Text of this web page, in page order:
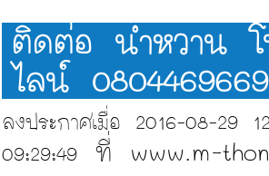
ติดต่อ น้ำหวาน โ
ไลน์ 0804469669
ลงประกาศเมื่อ 2016-08-29
09:29:49 ที่ www.m-